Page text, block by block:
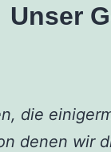
Unser
die
denen wir